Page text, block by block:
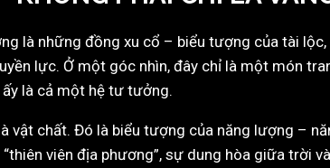
là những đồng xu cổ – biểu tượng của tài
lực. Ở một góc nhìn, đây chỉ là một món
là cả một hệ tư tưởng.
vật chất. Đó là biểu tượng của năng lượng –
viên địa phương”, sự dung hòa giữa trời